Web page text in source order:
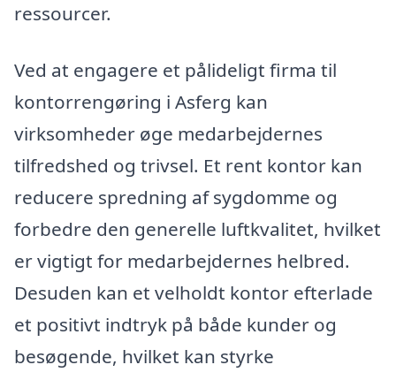
ressourcer.
Ved at engagere et pålideligt firma til
kontorrengøring i Asferg kan
virksomheder øge medarbejdernes
tilfredshed og trivsel. Et rent kontor kan
reducere spredning af sygdomme og
forbedre den generelle luftkvalitet, hvilket
er vigtigt for medarbejdernes helbred.
Desuden kan et velholdt kontor efterlade
et positivt indtryk på både kunder og
besøgende, hvilket kan styrke